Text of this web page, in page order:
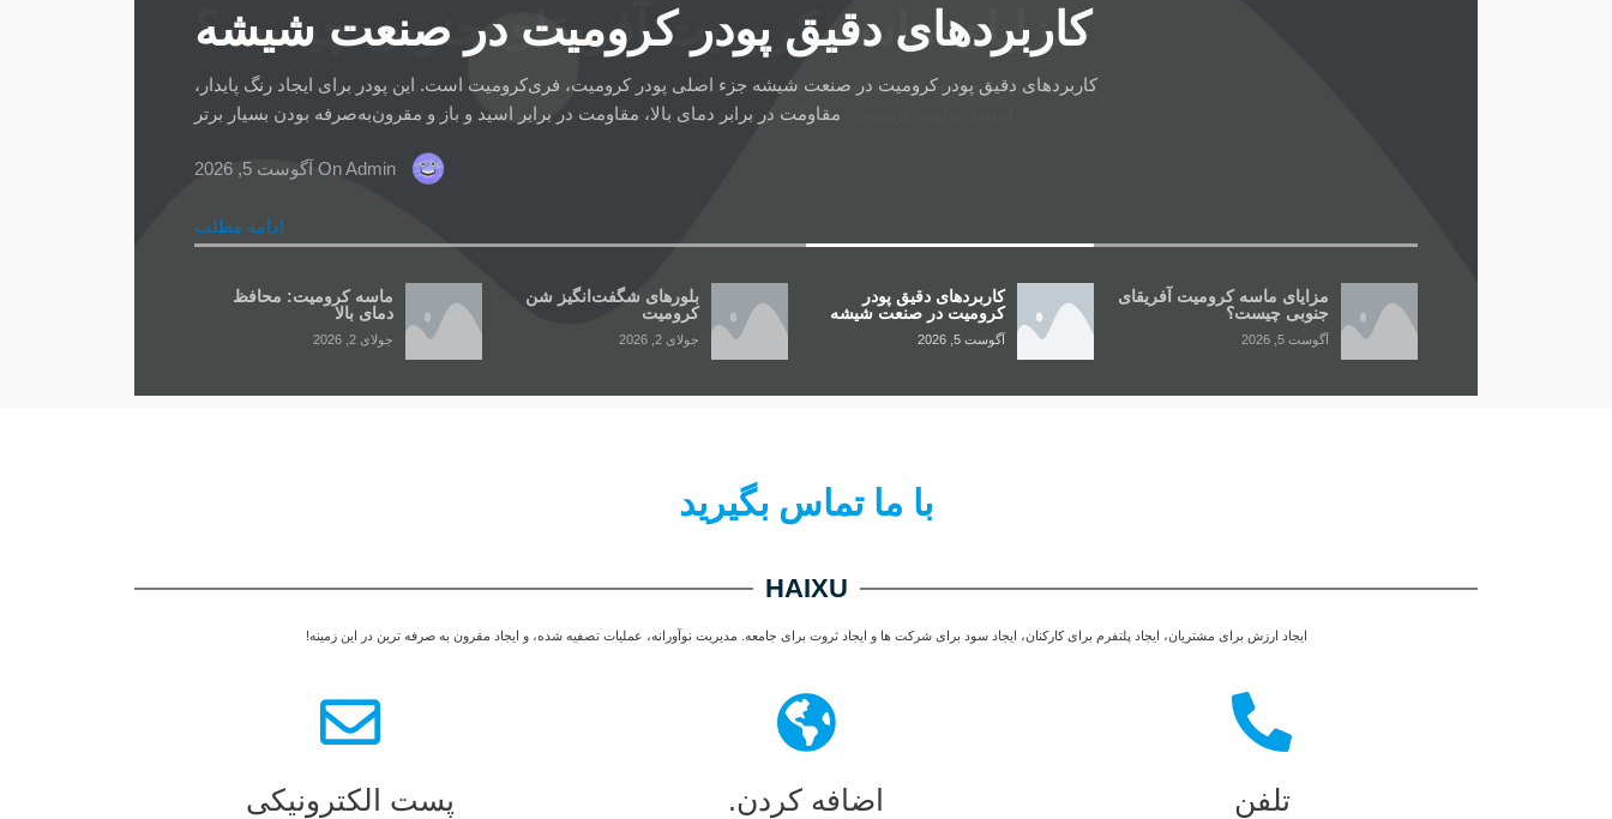
کاربردهای دقیق پودر کرومیت در صنعت شیشه
کاربردهای دقیق پودر کرومیت در صنعت شیشه جزء اصلی پودر کرومیت، فری‌کرومیت است. این پودر برای ایجاد رنگ پایدار،
مقاومت در برابر دمای بالا، مقاومت در برابر اسید و باز و مقرون‌به‌صرفه بودن بسیار برتر
AdminOn آگوست 5, 2026
ادامه مطلب
مزایای ماسه کرومیت آفریقای
جنوبی چیست؟
آگوست 5, 2026
کاربردهای دقیق پودر
کرومیت در صنعت شیشه
آگوست 5, 2026
بلورهای شگفت‌انگیز شن
کرومیت
جولای 2, 2026
ماسه کرومیت: محافظ
دمای بالا
جولای 2, 2026
با ما تماس بگیرید
HAIXU
ایجاد ارزش برای مشتریان، ایجاد پلتفرم برای کارکنان، ایجاد سود برای شرکت ها و ایجاد ثروت برای جامعه. مدیریت نوآورانه، عملیات تصفیه شده، و ایجاد مقرون به صرفه ترین در این زمینه!
تلفن اضافه کردن. پست الکترونیکی